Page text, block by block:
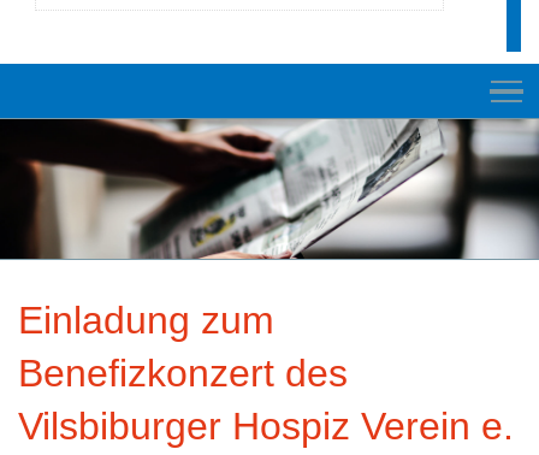
RATHAUS
E-VERWALTUNG
INFORMATION
BILDUNG + SOZIALES
Einladung zum
Benefizkonzert des
Vilsbiburger Hospiz Verein e.